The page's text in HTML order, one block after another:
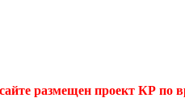
размещен проект КР по